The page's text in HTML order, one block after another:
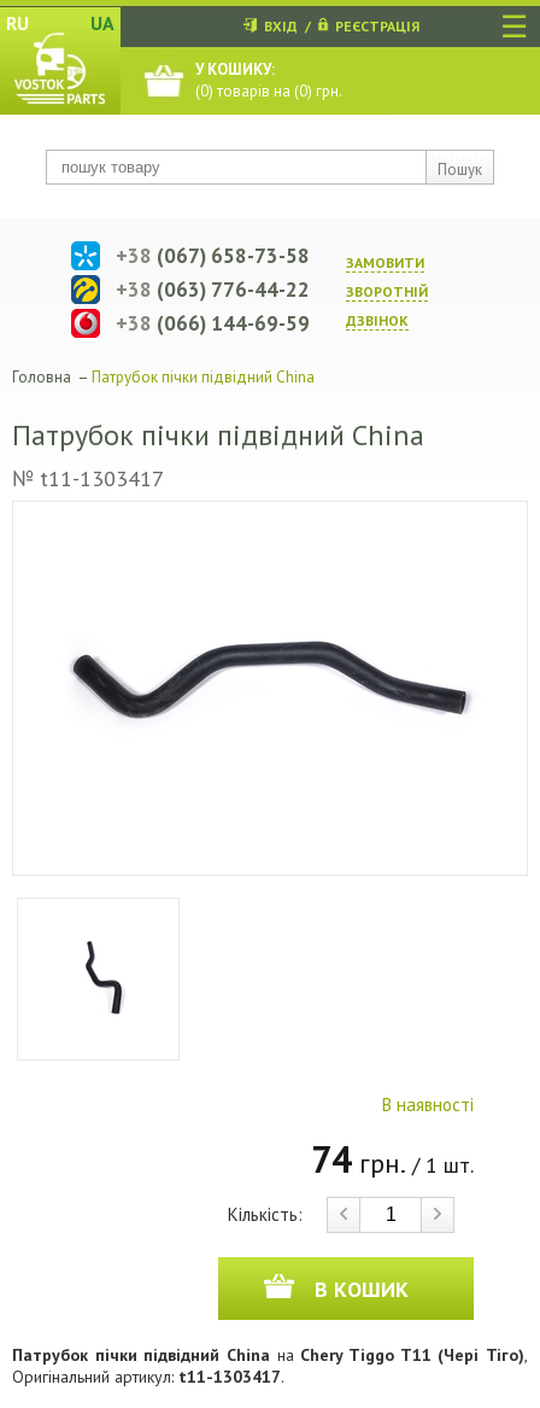
☰
RU UA
Пошук
ВХІД / РЕЄСТРАЦІЯ
У КОШИКУ:
(0) товарів на (0) грн.
ЗАМОВИТИ
ЗВОРОТНIЙ
ДЗВIНОК
+38 (067) 658-73-58
+38 (063) 776-44-22
+38 (066) 144-69-59
Головна – Патрубок пічки підвідний China
Патрубок пічки підвідний China
№ t11-1303417
В наявності
74 грн. / 1 шт.
Кількість:
В КОШИК
Патрубок пічки підвідний China на Chery Tiggo T11 (Чері Тіго),
Оригінальний артикул: t11-1303417.